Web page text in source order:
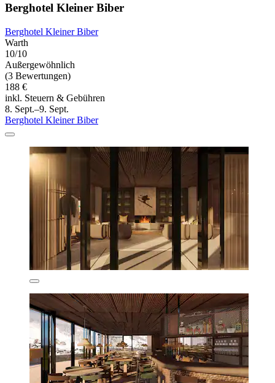
Berghotel Kleiner Biber
Berghotel Kleiner Biber
Warth
10/10
Außergewöhnlich
(3 Bewertungen)
188 €
inkl. Steuern & Gebühren
8. Sept.–9. Sept.
Berghotel Kleiner Biber